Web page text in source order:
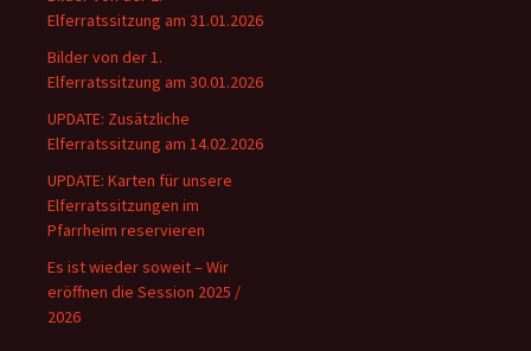
Elferratssitzung am 31.01.2026
Bilder von der 1.
Elferratssitzung am 30.01.2026
UPDATE: Zusätzliche
Elferratssitzung am 14.02.2026
UPDATE: Karten für unsere
Elferratssitzungen im
Pfarrheim reservieren
Es ist wieder soweit – Wir
eröffnen die Session 2025 /
2026